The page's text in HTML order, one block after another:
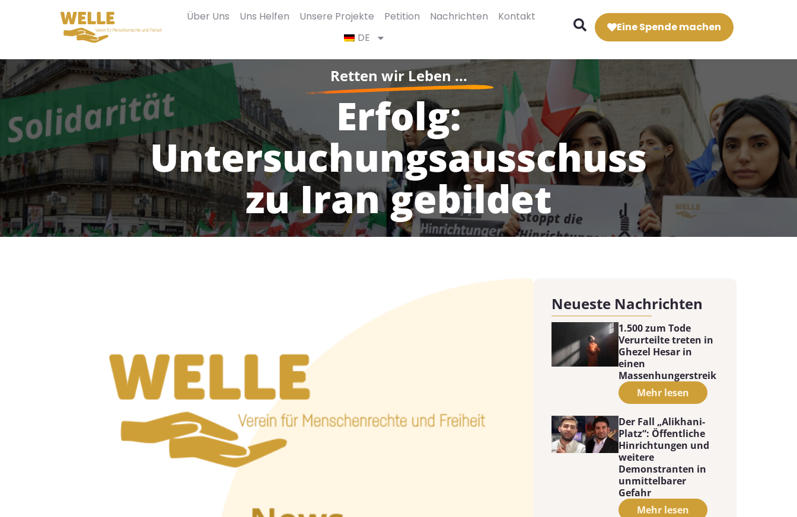
Über Uns Uns Helfen Unsere Projekte Petition Nachrichten
Kontakt
DE
Eine Spende machen
Retten wir Leben ...
Erfolg:
Untersuchungsausschuss
zu Iran gebildet
Neueste Nachrichten
1.500 zum Tode
Verurteilte treten in
Ghezel Hesar in
einen
Massenhungerstreik
Mehr lesen
Der Fall „Alikhani-
Platz“: Öffentliche
Hinrichtungen und
weitere
Demonstranten in
unmittelbarer
Gefahr
Mehr lesen